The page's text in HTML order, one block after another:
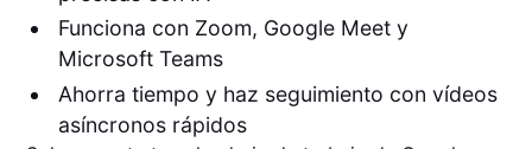
Funciona con Zoom, Google Meet y
Microsoft Teams
Ahorra tiempo y haz seguimiento con vídeos
asíncronos rápidos